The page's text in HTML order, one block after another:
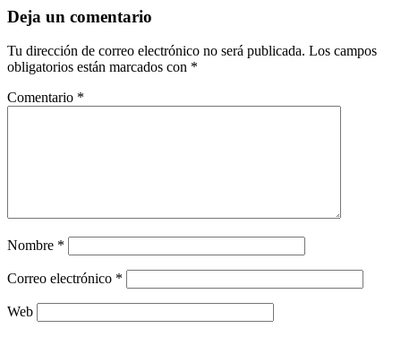
Deja un comentario
Tu dirección de correo electrónico no será publicada. Los campos
obligatorios están marcados con *
Comentario *
Nombre *
Correo electrónico *
Web